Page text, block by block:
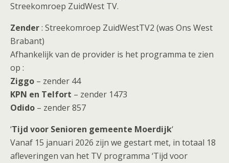
Streekomroep ZuidWest TV.
Zender: Streekomroep ZuidWestTV2 (was Ons West
Brabant)
Afhankelijk van de provider is het programma te zien
op :
Ziggo – zender 44
KPN en Telfort – zender 1473
Odido – zender 857
‘Tijd voor Senioren gemeente Moerdijk‘
Vanaf 15 januari 2026 zijn we gestart met, in totaal 18
afleveringen van het TV programma ‘Tijd voor